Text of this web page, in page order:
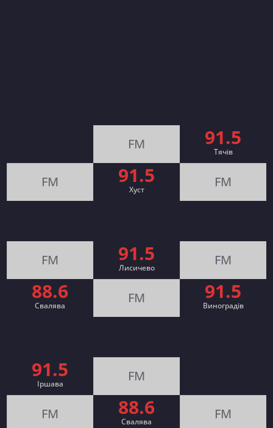
FM 91.5
Тячів
FM 91.5
Хуст FM
FM 91.5
Лисичево FM
88.6
Свалява FM 91.5
Виноградів
91.5
Іршава FM
FM 88.6
Cвалява FM